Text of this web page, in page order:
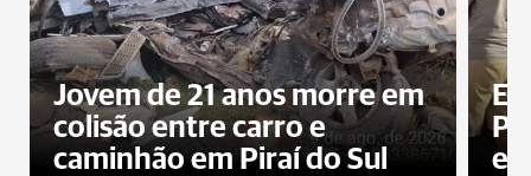
Jovem de 21 anos morre em
colisão entre carro e
caminhão em Piraí do Sul